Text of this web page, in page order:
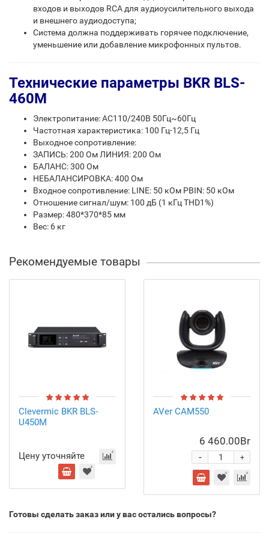
входов и выходов RCA для аудиоусилительного выхода
и внешнего аудиодоступа;
Система должна поддерживать горячее подключение,
уменьшение или добавление микрофонных пультов.
Технические параметры BKR BLS-
460M
Электропитание: AC110/240В 50Гц~60Гц
Частотная характеристика: 100 Гц-12,5 Гц
Выходное сопротивление:
ЗАПИСЬ: 200 Ом ЛИНИЯ: 200 Ом
БАЛАНС: 300 Ом
НЕБАЛАНСИРОВКА: 400 Ом
Входное сопротивление: LINE: 50 кОм PBIN: 50 кОм
Отношение сигнал/шум: 100 дБ (1 кГц THD1%)
Размер: 480*370*85 мм
Вес: 6 кг
Рекомендуемые товары
Clevermic BKR BLS-
U450M
Цену уточняйте
AVer CAM550
6 460.00Br
+
-
Готовы сделать заказ или у вас остались вопросы?